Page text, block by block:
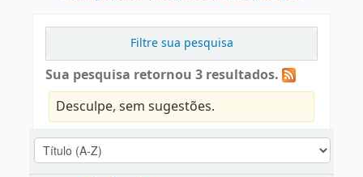
Filtre sua pesquisa
Sua pesquisa retornou 3 resultados.
Desculpe, sem sugestões.